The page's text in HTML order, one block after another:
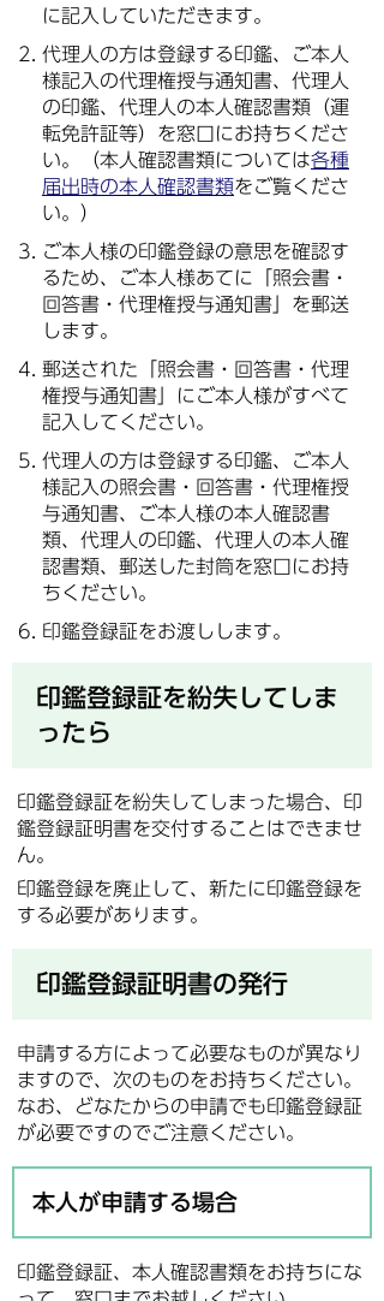
に記入していただきます。
代理人の方は登録する印鑑、ご本人
様記入の代理権授与通知書、代理人
の印鑑、代理人の本人確認書類（運
転免許証等）を窓口にお持ちくださ
い。（本人確認書類については各種
届出時の本人確認書類をご覧くださ
い。）
ご本人様の印鑑登録の意思を確認す
るため、ご本人様あてに「照会書・
回答書・代理権授与通知書」を郵送
します。
郵送された「照会書・回答書・代理
権授与通知書」にご本人様がすべて
記入してください。
代理人の方は登録する印鑑、ご本人
様記入の照会書・回答書・代理権授
与通知書、ご本人様の本人確認書
類、代理人の印鑑、代理人の本人確
認書類、郵送した封筒を窓口にお持
ちください。
印鑑登録証をお渡しします。
印鑑登録証を紛失してしま
ったら
印鑑登録証を紛失してしまった場合、印
鑑登録証明書を交付することはできませ
ん。
印鑑登録を廃止して、新たに印鑑登録を
する必要があります。
印鑑登録証明書の発行
申請する方によって必要なものが異なり
ますので、次のものをお持ちください。
なお、どなたからの申請でも印鑑登録証
が必要ですのでご注意ください。
本人が申請する場合
印鑑登録証、本人確認書類をお持ちにな